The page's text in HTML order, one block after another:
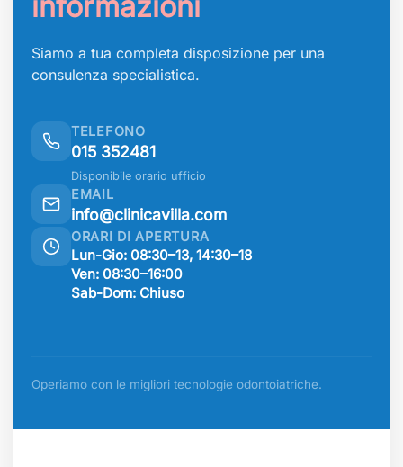
Siamo a tua completa disposizione per una
consulenza specialistica.
TELEFONO
015 352481
Disponibile orario ufficio
EMAIL
info@clinicavilla.com
ORARI DI APERTURA
Lun-Gio: 08:30–13, 14:30–18
Ven: 08:30–16:00
Sab-Dom: Chiuso
Operiamo con le migliori tecnologie odontoiatriche.